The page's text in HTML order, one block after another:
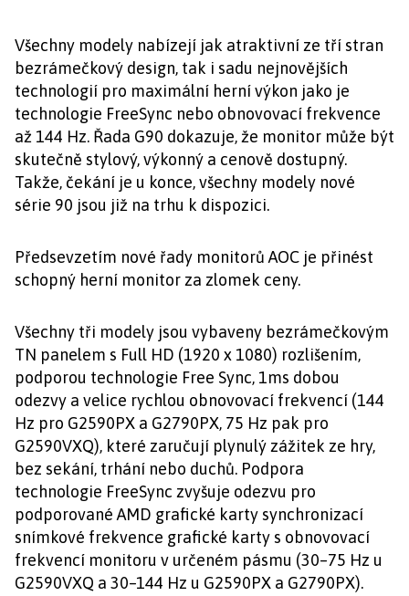
Všechny modely nabízejí jak atraktivní ze tří stran
bezrámečkový design, tak i sadu nejnovějších
technologií pro maximální herní výkon jako je
technologie FreeSync nebo obnovovací frekvence
až 144 Hz. Řada G90 dokazuje, že monitor může být
skutečně stylový, výkonný a cenově dostupný.
Takže, čekání je u konce, všechny modely nové
série 90 jsou již na trhu k dispozici.
Předsevzetím nové řady monitorů AOC je přinést
schopný herní monitor za zlomek ceny.
Všechny tři modely jsou vybaveny bezrámečkovým
TN panelem s Full HD (1920 x 1080) rozlišením,
podporou technologie Free Sync, 1ms dobou
odezvy a velice rychlou obnovovací frekvencí (144
Hz pro G2590PX a G2790PX, 75 Hz pak pro
G2590VXQ), které zaručují plynulý zážitek ze hry,
bez sekání, trhání nebo duchů. Podpora
technologie FreeSync zvyšuje odezvu pro
podporované AMD grafické karty synchronizací
snímkové frekvence grafické karty s obnovovací
frekvencí monitoru v určeném pásmu (30–75 Hz u
G2590VXQ a 30–144 Hz u G2590PX a G2790PX).